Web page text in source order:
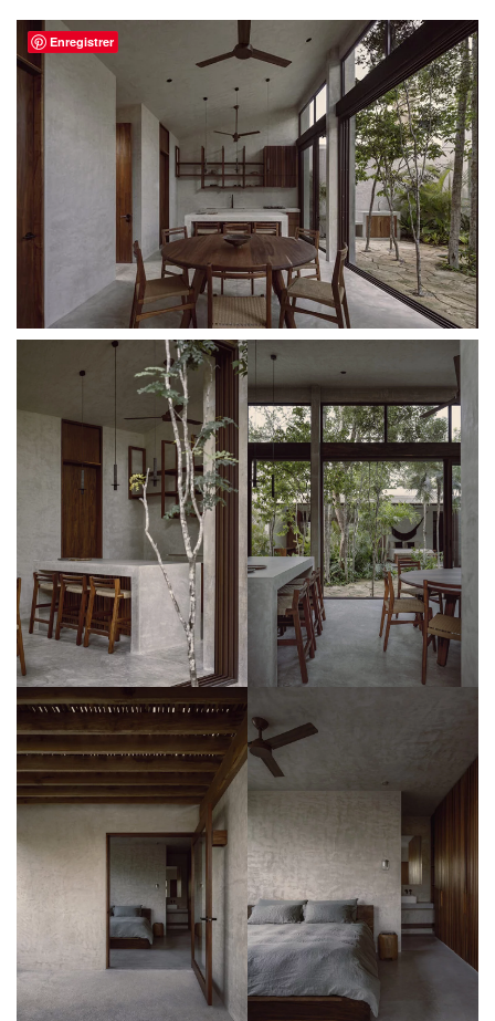
Enregistrer